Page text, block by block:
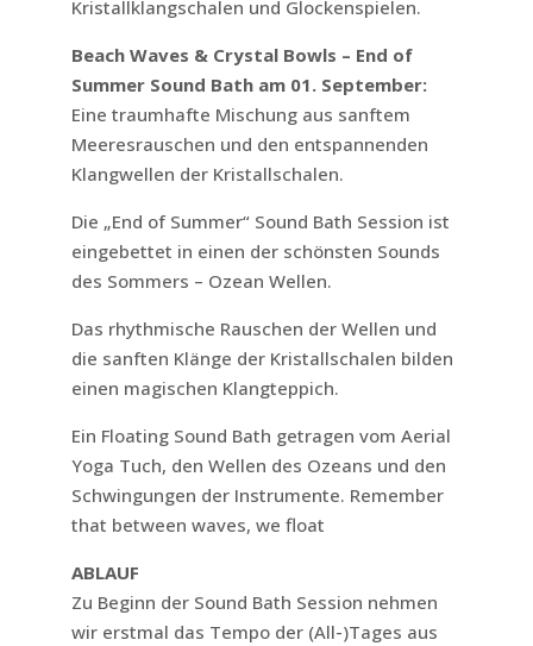
Kristallklangschalen und Glockenspielen.
Beach Waves & Crystal Bowls – End of
Summer Sound Bath am 01. September:
Eine traumhafte Mischung aus sanftem
Meeresrauschen und den entspannenden
Klangwellen der Kristallschalen.
Die „End of Summer“ Sound Bath Session ist
eingebettet in einen der schönsten Sounds
des Sommers – Ozean Wellen.
Das rhythmische Rauschen der Wellen und
die sanften Klänge der Kristallschalen bilden
einen magischen Klangteppich.
Ein Floating Sound Bath getragen vom Aerial
Yoga Tuch, den Wellen des Ozeans und den
Schwingungen der Instrumente. Remember
that between waves, we float
ABLAUF
Zu Beginn der Sound Bath Session nehmen
wir erstmal das Tempo der (All-)Tages aus